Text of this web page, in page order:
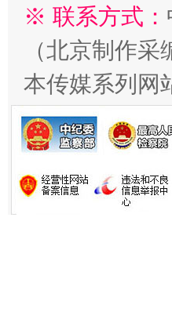
习近平的博鳌关键
※ 联系方式：
（北京制作采
本传媒系列网